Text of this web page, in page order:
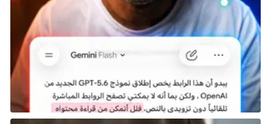
على الرغم من أن Shadow of the Erdtree تم تقديمها
كتوسعة لنهاية اللعبة، إلا أنك لا تحتاج مطلقًا إلى الانتظار
حتى نهاية حملة اللعبة الرئيسية للانتقال إلى أرض الظل،
رغم ذلك، يصبح الأمر أسهل بالتأكيد عندما تكون في
مستوى أعلى مع عتاد أقوى عوضًا وإلا ستجد نفسك تعاني
مرارًا وتكرارًا.
للوصول إلى التوسعة مباشرة عليك اتباع الخطوات التالية: